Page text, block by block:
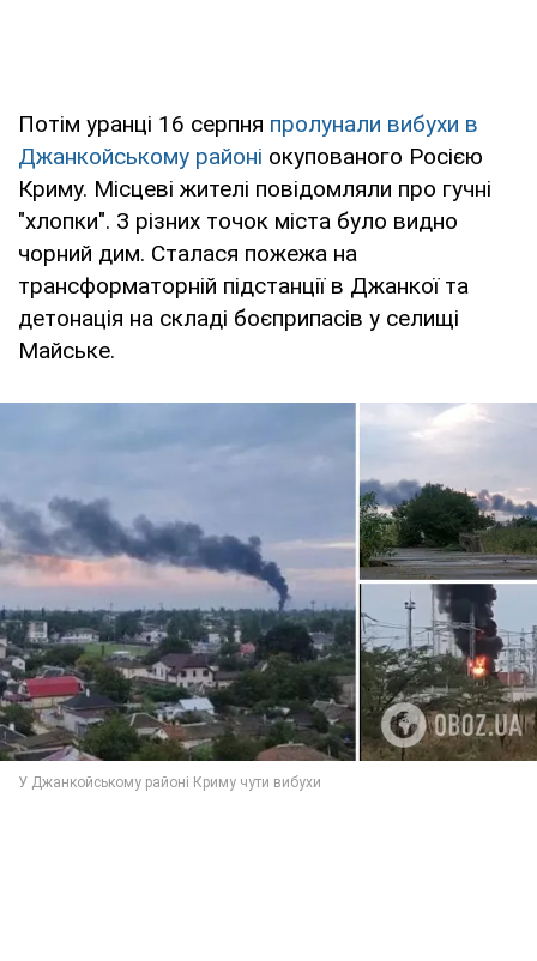
Потім уранці 16 серпня пролунали вибухи в
Джанкойському районі окупованого Росією
Криму. Місцеві жителі повідомляли про гучні
"хлопки". З різних точок міста було видно
чорний дим. Сталася пожежа на
трансформаторній підстанції в Джанкої та
детонація на складі боєприпасів у селищі
Майське.